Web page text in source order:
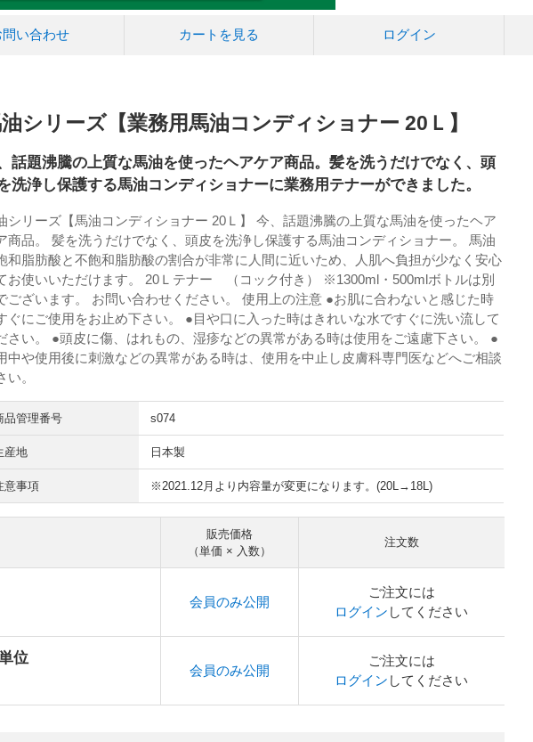
問い合わせ カートを見る ログイン
シリーズ【業務用馬油コンディショナー 20Ｌ】
話題沸騰の上質な馬油を使ったヘアケア商品。髪を洗うだけでなく、頭
洗浄し保護する馬油コンディショナーに業務用テナーができました。
シリーズ【馬油コンディショナー 20Ｌ】 今、話題沸騰の上質な馬油を使ったヘア
商品。 髪を洗うだけでなく、頭皮を洗浄し保護する馬油コンディショナー。 馬油
和脂肪酸と不飽和脂肪酸の割合が非常に人間に近いため、人肌へ負担が少なく安心
お使いいただけます。 20Ｌテナー （コック付き） ※1300ml・500mlボトルは別
ございます。 お問い合わせください。 使用上の注意 ●お肌に合わないと感じた時
ぐにご使用をお止め下さい。 ●目や口に入った時はきれいな水ですぐに洗い流して
さい。 ●頭皮に傷、はれもの、湿疹などの異常がある時は使用をご遠慮下さい。 ●
中や使用後に刺激などの異常がある時は、使用を中止し皮膚科専門医などへご相談
い。
品管理番号 s074
産地 日本製
意事項 ※2021.12月より内容量が変更になります。(20L→18L)
販売価格
（単価 × 入数）
注文数
会員のみ公開
ご注文には
ログイン してください
位
会員のみ公開
ご注文には
ログイン してください